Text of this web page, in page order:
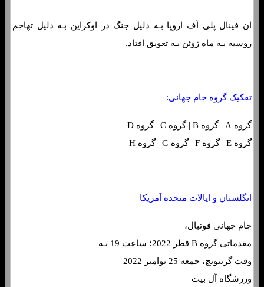
ان فینال پلی آف اروپا بـه دلیل جنگ در اوکراین بـه دلیل تهاجم
روسیه بـه ماه ژوئن بـه تعویق افتاد.
تفکیک گروه جام جهانی:
گروه A | گروه B | گروه C | گروه D
گروه E | گروه F | گروه G | گروه H
انگلستان و ایالات متحده آمریکا
جام جهانی فوتبال،
مقدماتی گروه B قطر 2022؛ ساعت 19 بـه
وقت گرینویچ، جمعه 25 نوامبر 2022
ورزشگاه آل بیت